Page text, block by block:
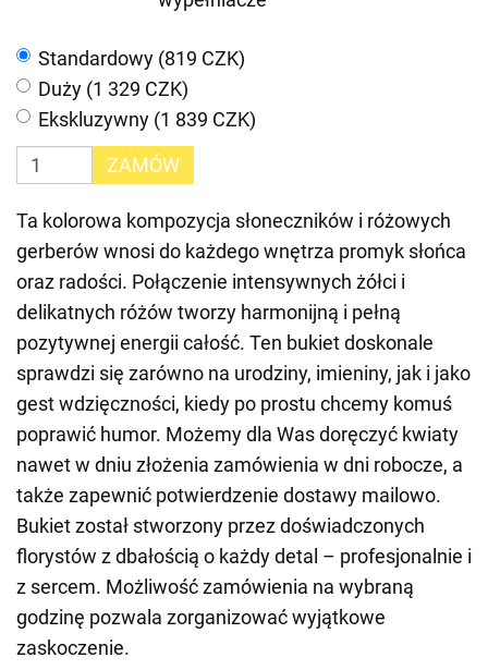
Standardowy (819 CZK)
Duży (1 329 CZK)
Ekskluzywny (1 839 CZK)
ZAMÓW
Ta kolorowa kompozycja słoneczników i różowych
gerberów wnosi do każdego wnętrza promyk słońca
oraz radości. Połączenie intensywnych żółci i
delikatnych różów tworzy harmonijną i pełną
pozytywnej energii całość. Ten bukiet doskonale
sprawdzi się zarówno na urodziny, imieniny, jak i jako
gest wdzięczności, kiedy po prostu chcemy komuś
poprawić humor. Możemy dla Was doręczyć kwiaty
nawet w dniu złożenia zamówienia w dni robocze, a
także zapewnić potwierdzenie dostawy mailowo.
Bukiet został stworzony przez doświadczonych
florystów z dbałością o każdy detal – profesjonalnie i
z sercem. Możliwość zamówienia na wybraną
godzinę pozwala zorganizować wyjątkowe
zaskoczenie.